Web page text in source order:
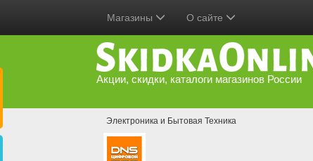
Магазины О сайте
Акции, скидки, каталоги магазинов России
Электроника и Бытовая Техника